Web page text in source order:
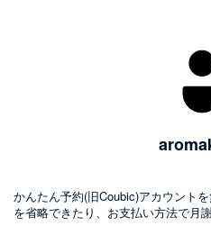
かんたん予約(旧Coubic)アカウント
を省略できたり、お支払い方法で月